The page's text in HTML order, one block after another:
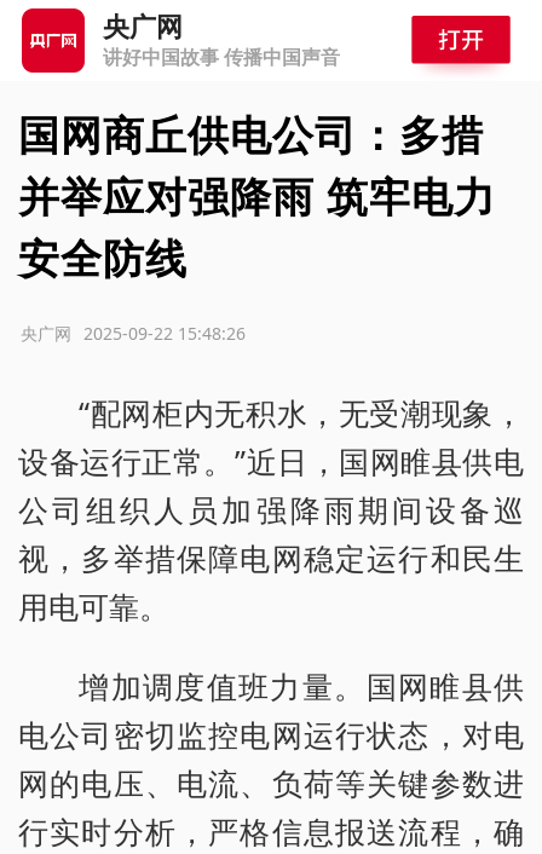
央广网
讲好中国故事 传播中国声音
国网商丘供电公司：多措
并举应对强降雨 筑牢电力
安全防线
2025-09-22 15:48:26
央广网
“配网柜内无积水，无受潮现象，
设备运行正常。”近日，国网睢县供电
公司组织人员加强降雨期间设备巡
视，多举措保障电网稳定运行和民生
用电可靠。
增加调度值班力量。国网睢县供
电公司密切监控电网运行状态，对电
网的电压、电流、负荷等关键参数进
行实时分析，严格信息报送流程，确